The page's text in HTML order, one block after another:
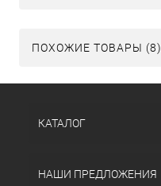
ПОХОЖИЕ ТОВАРЫ (8)
КАТАЛОГ
НАШИ ПРЕДЛОЖЕНИЯ